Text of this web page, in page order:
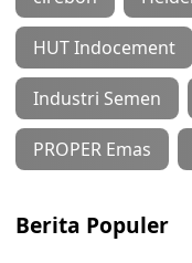
HUT Indocement
Industri Semen
PROPER Emas
Berita Populer